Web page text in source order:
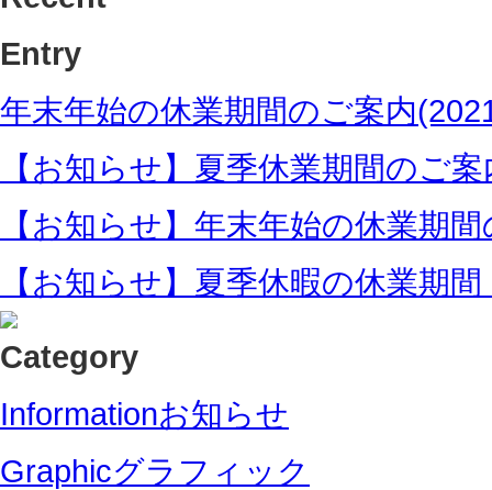
年末年始の休業期間のご案内
【お知らせ】夏季休業期間のご
【お知らせ】年末年始の休業期
【お知らせ】夏季休暇の休業期
Informationお知らせ
Graphicグラフィック